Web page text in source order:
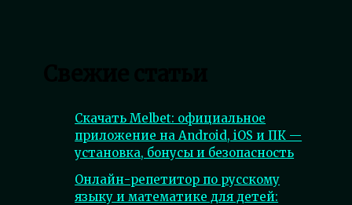
Скачать Melbet: официальное
приложение на Android, iOS и ПК —
установка, бонусы и безопасность
Онлайн-репетитор по русскому
языку и математике для детей: